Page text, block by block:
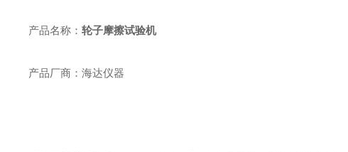
产品名称： 轮子摩擦试验机
产品厂商：海达仪器